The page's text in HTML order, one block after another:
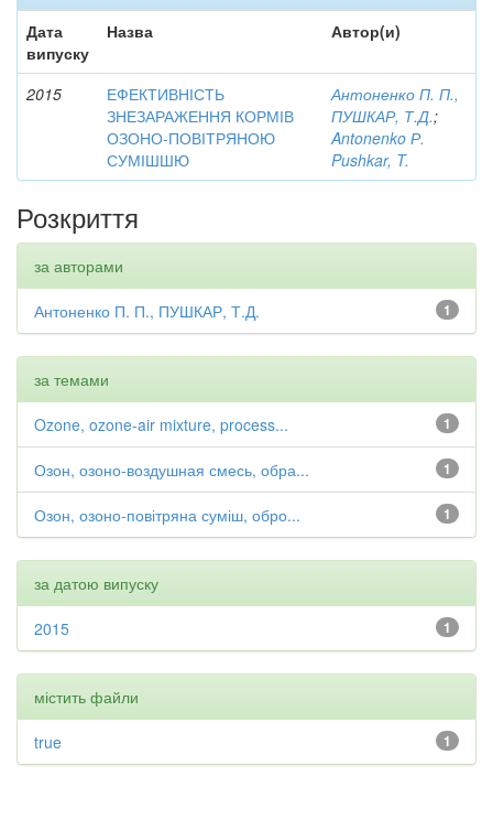
Дата
випуску
Назва Автор(и)
2015
ЕФЕКТИВНІСТЬ
ЗНЕЗАРАЖЕННЯ КОРМІВ
ОЗОНО-ПОВІТРЯНОЮ
СУМІШШЮ
Антоненко П. П.,
ПУШКАР, Т.Д.;
Antonenko Р.
Pushkar, T.
Розкриття
за авторами
1
Антоненко П. П., ПУШКАР, Т.Д.
за темами
1
Ozone, ozone-air mixture, process...
1
Озон, озоно-воздушная смесь, обра...
1
Озон, озоно-повітряна суміш, обро...
за датою випуску
1
2015
містить файли
1
true